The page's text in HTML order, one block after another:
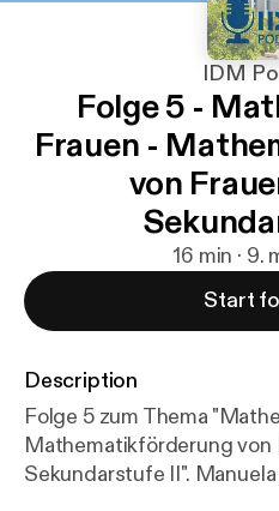
IDM
Folge 5 -
Frauen -
von
16 min · 9.
Start
Description
Folge 5 zum Thema
Mathematikförderung von
Sekundarstufe II".